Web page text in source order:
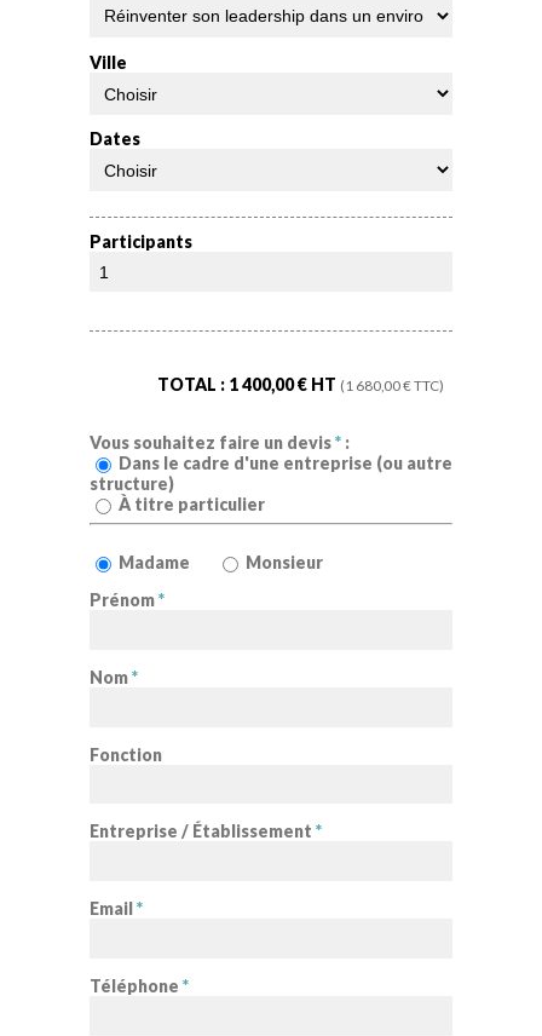
Ville
Dates
Participants
TOTAL : 1 400,00€ HT ( 1 680,00€ TTC)
Vous souhaitez faire un devis* :
Dans le cadre d'une entreprise (ou autre
structure)
À titre particulier
Madame
Monsieur
Prénom*
Nom*
Fonction
Entreprise / Établissement *
Email*
Téléphone *